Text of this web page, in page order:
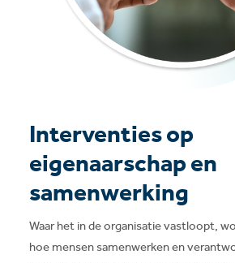
Interventies op
eigenaarschap en
samenwerking
Waar het in de organisatie vastloopt,
hoe mensen samenwerken en